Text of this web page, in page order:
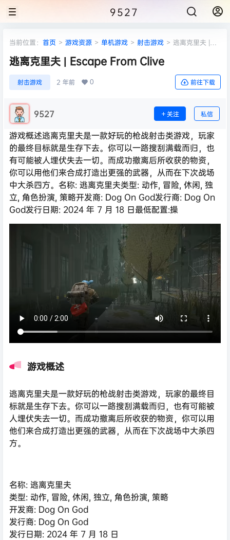
9527
当前位置： 首页 > 游戏资源 > 单机游戏 > 射击游戏 > 逃离克里夫 |
逃离克里夫 | Escape From Clive
射击游戏 2 年前 0 前往下载
9527 关注 私信
游戏概述逃离克里夫是一款好玩的枪战射击类游戏，玩家
的最终目标就是生存下去。你可以一路搜刮满载而归，也
有可能被人埋伏失去一切。而成功撤离后所收获的物资，
你可以用他们来合成打造出更强的武器，从而在下次战场
中大杀四方。名称: 逃离克里夫类型: 动作, 冒险, 休闲, 独
立, 角色扮演, 策略开发商: Dog On God发行商: Dog On
God发行日期: 2024 年 7 月 18 日最低配置:操
游戏概述
逃离克里夫是一款好玩的枪战射击类游戏，玩家的最终目
标就是生存下去。你可以一路搜刮满载而归，也有可能被
人埋伏失去一切。而成功撤离后所收获的物资，你可以用
他们来合成打造出更强的武器，从而在下次战场中大杀四
方。
名称: 逃离克里夫
类型: 动作, 冒险, 休闲, 独立, 角色扮演, 策略
开发商: Dog On God
发行商: Dog On God
发行日期: 2024 年 7 月 18 日